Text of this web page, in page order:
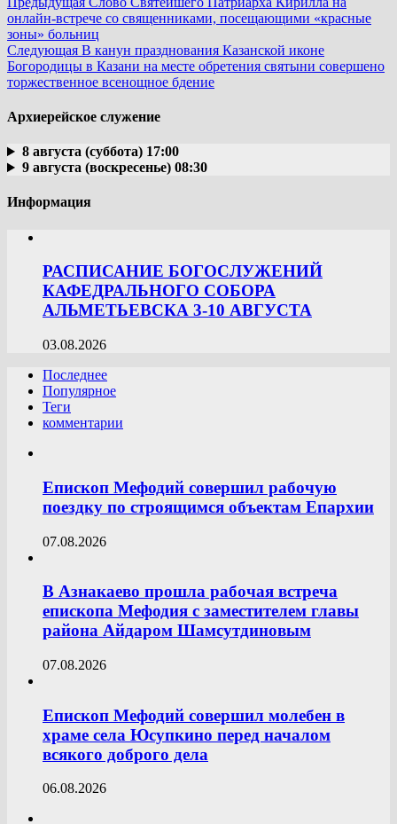
онлайн-встрече со священниками, посещающими «красные
зоны» больниц
Следующая В канун празднования Казанской иконе
Богородицы в Казани на месте обретения святыни совершено
торжественное всенощное бдение
Архиерейское служение
8 августа (суббота) 17:00
9 августа (воскресенье) 08:30
Информация
РАСПИСАНИЕ БОГОСЛУЖЕНИЙ
КАФЕДРАЛЬНОГО СОБОРА
АЛЬМЕТЬЕВСКА 3-10 АВГУСТА
03.08.2026
Последнее
Популярное
Теги
комментарии
Епископ Мефодий совершил рабочую
поездку по строящимся объектам Епархии
07.08.2026
В Азнакаево прошла рабочая встреча
епископа Мефодия с заместителем главы
района Айдаром Шамсутдиновым
07.08.2026
Епископ Мефодий совершил молебен в
храме села Юсупкино перед началом
всякого доброго дела
06.08.2026